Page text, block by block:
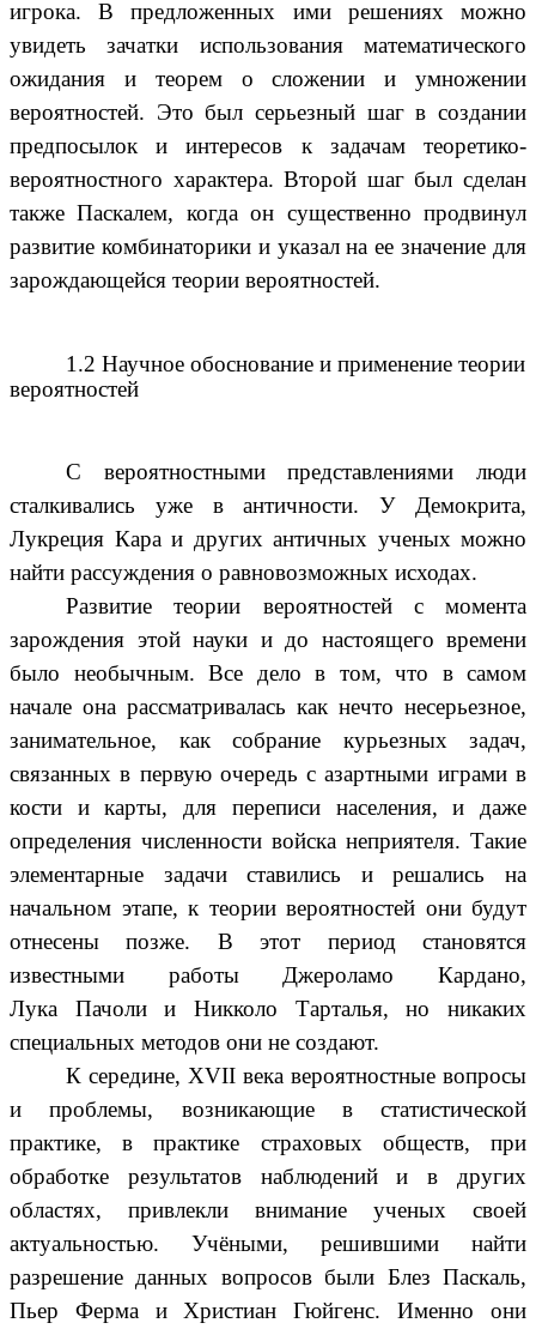
игрока. В предложенных ими решениях можно
увидеть зачатки использования математического
ожидания и теорем о сложении и умножении
вероятностей. Это был серьезный шаг в создании
предпосылок и интересов к задачам теоретико-
вероятностного характера. Второй шаг был сделан
также Паскалем, когда он существенно продвинул
развитие комбинаторики и указал на ее значение для
зарождающейся теории вероятностей.
1.2 Научное обоснование и применение теории
вероятностей
С вероятностными представлениями люди
сталкивались уже в античности. У Демокрита,
Лукреция Кара и других античных ученых можно
найти рассуждения о равновозможных исходах.
Развитие теории вероятностей с момента
зарождения этой науки и до настоящего времени
было необычным. Все дело в том, что в самом
начале она рассматривалась как нечто несерьезное,
занимательное, как собрание курьезных задач,
связанных в первую очередь с азартными играми в
кости и карты, для переписи населения, и даже
определения численности войска неприятеля. Такие
элементарные задачи ставились и решались на
начальном этапе, к теории вероятностей они будут
отнесены позже. В этот период становятся
известными работы Джероламо Кардано,
Лука Пачоли и Никколо Тарталья, но никаких
специальных методов они не создают.
К середине, XVII века вероятностные вопросы
и проблемы, возникающие в статистической
практике, в практике страховых обществ, при
обработке результатов наблюдений и в других
областях, привлекли внимание ученых своей
актуальностью. Учёными, решившими найти
разрешение данных вопросов были Блез Паскаль,
Пьер Ферма и Христиан Гюйгенс. Именно они